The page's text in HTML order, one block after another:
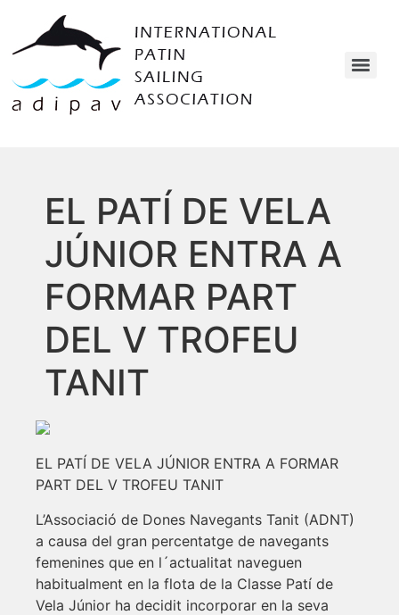
EL PATÍ DE VELA
JÚNIOR ENTRA A
FORMAR PART
DEL V TROFEU
TANIT
EL PATÍ DE VELA JÚNIOR ENTRA A FORMAR
PART DEL V TROFEU TANIT
L’Associació de Dones Navegants Tanit (ADNT)
a causa del gran percentatge de navegants
femenines que en l´actualitat naveguen
habitualment en la flota de la Classe Patí de
Vela Júnior ha decidit incorporar en la seva